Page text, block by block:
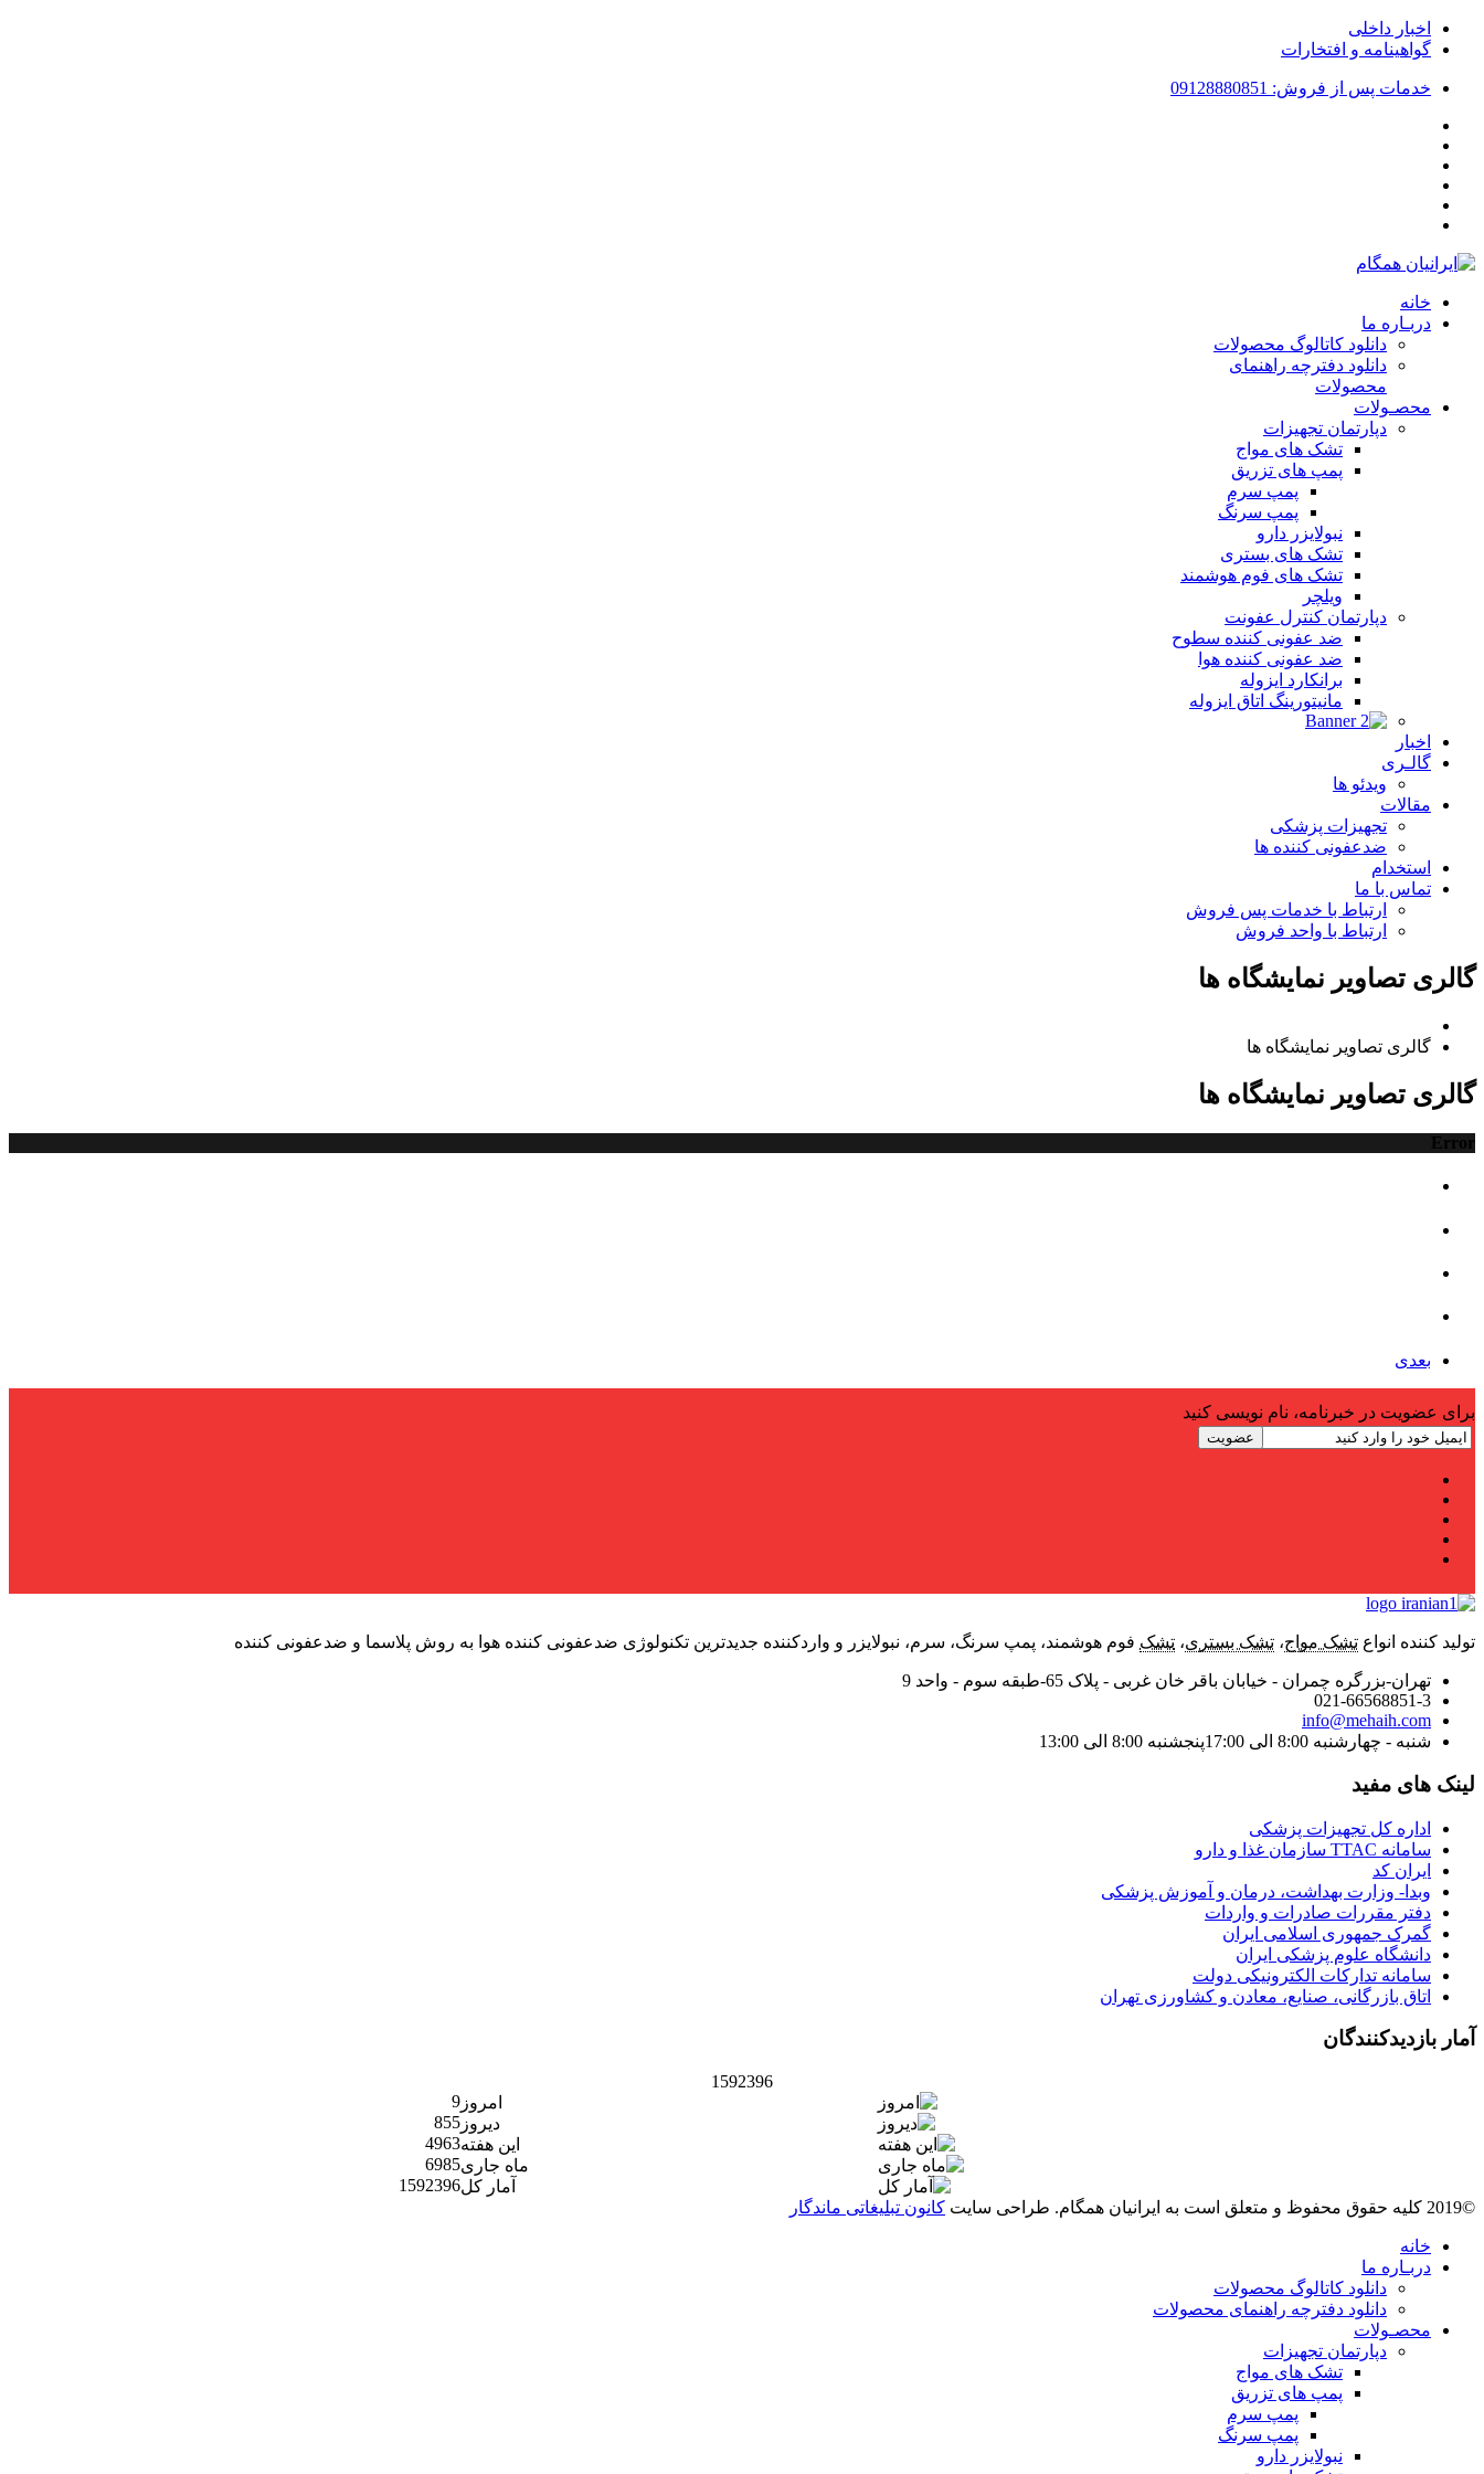
اخبار داخلی
گواهینامه و افتخارات
خدمات پس از فروش: 09128880851
خانه
دربـاره ما
دانلود کاتالوگ محصولات
دانلود دفترچه راهنمای
محصولات
محصـولات
دپارتمان تجهیزات
تشک های مواج
پمپ های تزریق
پمپ سرم
پمپ سرنگ
نبولایزر دارو
تشک های بستری
تشک های فوم هوشمند
ویلچر
دپارتمان کنترل عفونت
ضد عفونی کننده سطوح
ضد عفونی کننده هوا
برانکارد ایزوله
مانیتورینگ اتاق ایزوله
اخبار
گالـری
ویدئو ها
مقالات
تجهیزات پزشکی
ضدعفونی کننده ها
استخدام
تماس با ما
ارتباط با خدمات پس فروش
ارتباط با واحد فروش
گالری تصاویر نمایشگاه ها
گالری تصاویر نمایشگاه ها
گالری تصاویر نمایشگاه ها
Error
بعدی
برای عضویت در خبرنامه، نام نویسی کنید
تولید کننده انواع تشک مواج، تشک بستری، تشک فوم هوشمند، پمپ سرنگ، سرم، نبولایزر و واردکننده جدید‌ترین تکنولوژی ضدعفونی کننده هوا به روش پلاسما و ضدعفونی کننده
تهران-بزرگره چمران - خیابان باقر خان غربی - پلاک 65-طبقه سوم - واحد 9
021-66568851-3
info@mehaih.com
شنبه - چهارشنبه 8:00 الی 17:00
پنجشنبه 8:00 الی 13:00
لینک های مفید
اداره کل تجهیزات پزشکی
سامانه TTAC سازمان غذا و دارو
ایران کد
وبدا- وزارت بهداشت، درمان و آموزش پزشکی
دفتر مقررات صادرات و واردات
گمرک جمهوری اسلامی ایران
دانشگاه علوم پزشکی ایران
سامانه تدارکات الکترونیکی دولت
اتاق بازرگانی، صنایع، معادن و کشاورزی تهران
آمار بازدیدکنندگان
1592396
امروز9
دیروز855
این هفته4963
ماه جاری6985
آمار کل1592396
©2019 کلیه حقوق محفوظ و متعلق است به ایرانیان همگام. طراحی سایت
کانون تبلیغاتی ماندگار
خانه
دربـاره ما
دانلود کاتالوگ محصولات
دانلود دفترچه راهنمای محصولات
محصـولات
دپارتمان تجهیزات
تشک های مواج
پمپ های تزریق
پمپ سرم
پمپ سرنگ
نبولایزر دارو